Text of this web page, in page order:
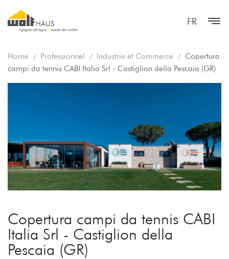
FR
Home Professionnel Industrie et Commerce
Copertura
campi da tennis CABI Italia Srl - Castiglion della Pescaia (GR)
Copertura campi da tennis CABI
Italia Srl - Castiglion della
Pescaia (GR)